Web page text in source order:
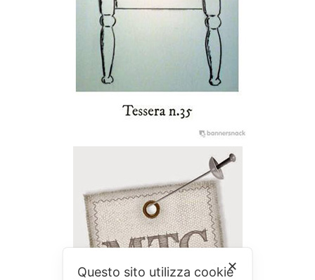
✕
Questo sito utilizza cookie